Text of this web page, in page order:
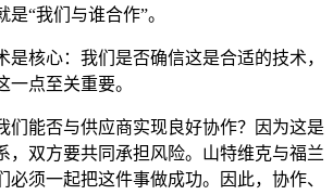
“我们与谁合作”。
是核心：我们是否确信这是合适的技术，
一点至关重要。
们能否与供应商实现良好协作？因为这是
，双方要共同承担风险。山特维克与福兰
必须一起把这件事做成功。因此，协作、